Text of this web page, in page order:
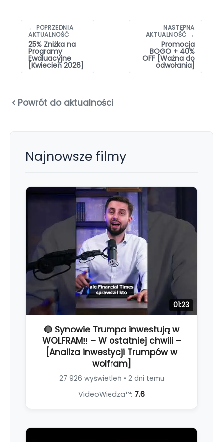
Nawigacja
wpisów
← POPRZEDNIA
AKTUALNOŚĆ
25% Zniżka na
Programy
Ewaluacyjne
[Kwiecień 2026]
NASTĘPNA
AKTUALNOŚĆ →
Promocja
BOGO + 40%
OFF [Ważna do
odwołania]
Powrót do aktualności
Najnowsze filmy
01:23
🔴 Synowie Trumpa inwestują w
WOLFRAM‼️ – W ostatniej chwili –
[Analiza inwestycji Trumpów w
wolfram]
27 926 wyświetleń • 2 dni temu
VideoWiedza™: 7.6